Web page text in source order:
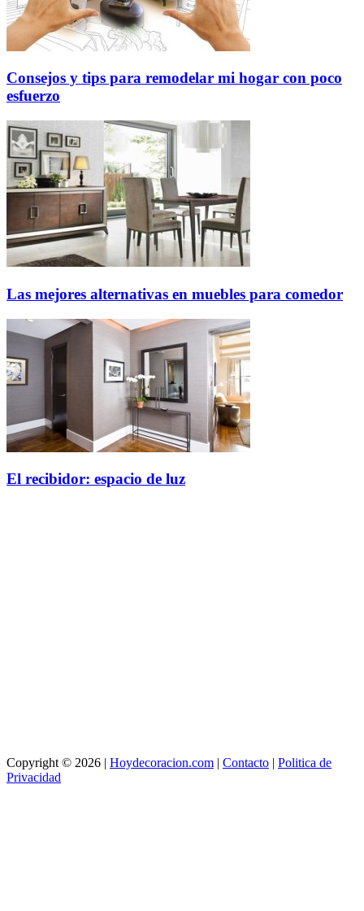
Consejos y tips para remodelar mi hogar con poco
esfuerzo
Las mejores alternativas en muebles para comedor
El recibidor: espacio de luz
Copyright © 2026 | Hoydecoracion.com | Contacto | Politica de
Privacidad